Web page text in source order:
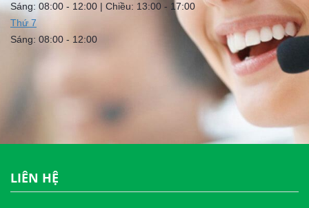
Sáng: 08:00 - 12:00 | Chiều: 13:00 - 17:00
Thứ 7
Sáng: 08:00 - 12:00
LIÊN HỆ